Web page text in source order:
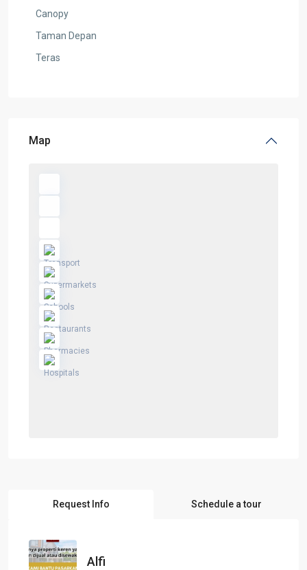
Canopy
Taman Depan
Teras
Map
Request Info Schedule a tour
Alfi